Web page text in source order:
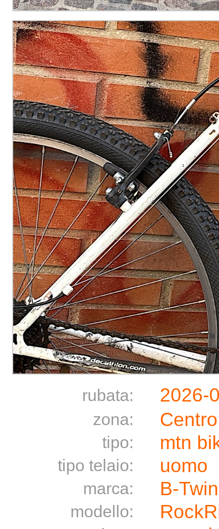
rubata: 2026-
zona:
tipo: mtn
tipo telaio: uomo
marca: B-
modello: